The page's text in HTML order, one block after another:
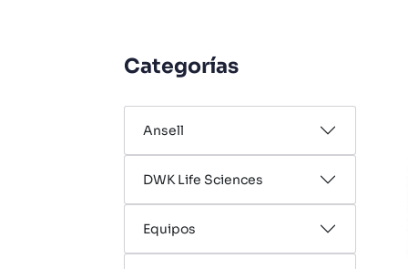
Categorías
Ansell
DWK Life Sciences
Equipos